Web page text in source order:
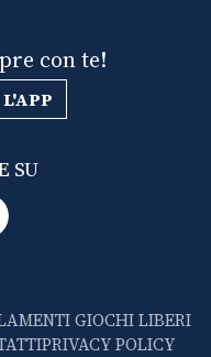
con te!
SU
GIOCHI LIBERI
PRIVACY POLICY